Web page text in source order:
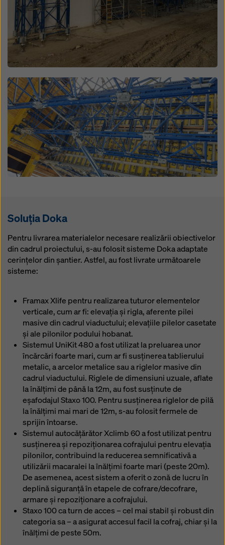
Open
Soluția Doka
Pentru livrarea materialelor necesare realizării obiectivelor
din cadrul proiectului, s-au folosit sisteme Doka adaptate
cerințelor din șantier. Astfel, au fost livrate următoarele
sisteme:
Framax Xlife pentru realizarea tuturor elementelor
verticale, cum ar fi: elevația și rigla, aferente pilei
masive din cadrul viaductului; elevațiile pilelor casetate
și ale pilonilor podului hobanat.
Sistemul UniKit 480 a fost utilizat la preluarea unor
încărcări foarte mari, cum ar fi susținerea tablierului
metalic, a arcelor metalice sau a riglelor masive din
cadrul viaductului. Riglele de dimensiuni uzuale, aflate
la înălțimi de până la 12m, au fost susținute de
eșafodajul Staxo 100. Pentru susținerea riglelor de pilă
la înălțimi mai mari de 12m, s-au folosit fermele de
sprijin întoarse.
Sistemul autocățărător Xclimb 60 a fost utilizat pentru
susținerea și repoziționarea cofrajului pentru elevația
pilonilor, contribuind la reducerea semnificativă a
utilizării macaralei la înălțimi foarte mari (peste 20m).
De asemenea, acest sistem a oferit o zonă de lucru în
deplină siguranță în etapele de cofrare/decofrare,
armare și repoziționare a cofrajului.
Staxo 100 ca turn de acces – cel mai stabil și robust din
categoria sa – a asigurat accesul facil la cofraj, chiar și la
înălțimi de peste 50m.